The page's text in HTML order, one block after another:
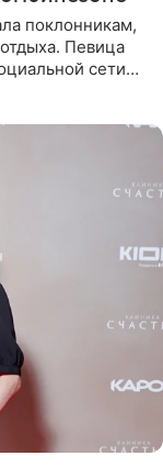
поклонникам,
Певица
сети